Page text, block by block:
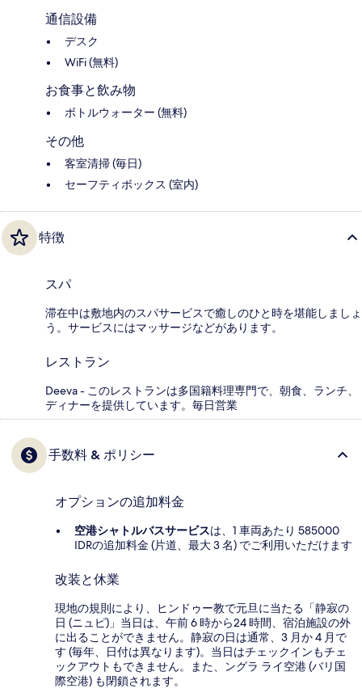
通信設備
デスク
WiFi (無料)
お食事と飲み物
ボトルウォーター (無料)
その他
客室清掃 (毎日)
セーフティボックス (室内)
特徴
スパ
滞在中は敷地内のスパサービスで癒しのひと時を堪能しましょ
う。サービスにはマッサージなどがあります。
レストラン
Deeva - このレストランは多国籍料理専門で、朝食、ランチ、
ディナーを提供しています。毎日営業
手数料 & ポリシー
オプションの追加料金
空港シャトルバスサービスは、1 車両あたり 585000
IDRの追加料金 (片道、最大 3 名) でご利用いただけます
改装と休業
現地の規則により、ヒンドゥー教で元旦に当たる「静寂の
日 (ニュピ)」当日は、午前 6 時から24 時間、宿泊施設の外
に出ることができません。静寂の日は通常、3 月か 4 月で
す (毎年、日付は異なります)。当日はチェックインもチェ
ックアウトもできません。また、ングラ ライ空港 (バリ国
際空港) も閉鎖されます。